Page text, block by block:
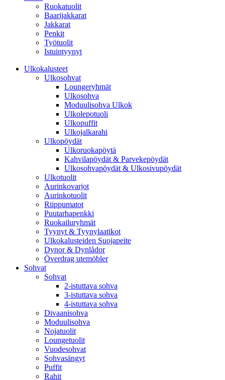
Ruokatuolit
Baarijakkarat
Jakkarat
Penkit
Työtuolit
Istuintyynyt
Ulkokalusteet
Ulkosohvat
Loungeryhmät
Ulkosohva
Moduulisohva Ulkok
Ulkolepotuoli
Ulkopuffit
Ulkojalkarahi
Ulkopöydät
Ulkoruokapöytä
Kahvilapöydät & Parvekepöydät
Ulkosohvapöydät & Ulkosivupöydät
Ulkotuolit
Aurinkovarjot
Aurinkotuolit
Riippumatot
Puutarhapenkki
Ruokailuryhmät
Tyynyt & Tyynylaatikot
Ulkokalusteiden Suojapeite
Dynor & Dynlådor
Överdrag utemöbler
Sohvat
Sohvat
2-istuttava sohva
3-istuttava sohva
4-istuttava sohva
Divaanisohva
Moduulisohva
Nojatuolit
Loungetuolit
Vuodesohvat
Sohvasängyt
Puffit
Rahit